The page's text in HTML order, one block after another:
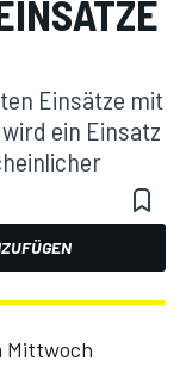
Einsätze mit
ein Einsatz
Mittwoch